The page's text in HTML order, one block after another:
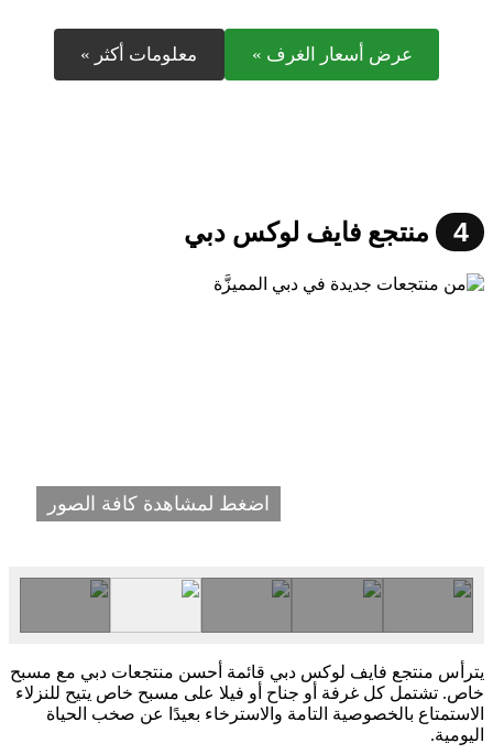
عرض أسعار الغرف » معلومات أكثر »
4 منتجع فايف لوكس دبي
اضغط لمشاهدة كافة الصور
يترأس منتجع فايف لوكس دبي قائمة أحسن منتجعات دبي مع مسبح
خاص. تشتمل كل غرفة أو جناح أو فيلا على مسبح خاص يتيح للنزلاء
الاستمتاع بالخصوصية التامة والاسترخاء بعيدًا عن صخب الحياة
اليومية.